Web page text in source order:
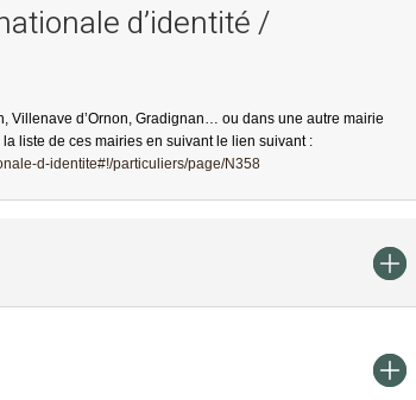
d’identité /
Villenave d’Ornon, Gradignan… ou dans une autre mairie
liste de ces mairies en suivant le lien suivant :
d-identite#!/particuliers/page/N358